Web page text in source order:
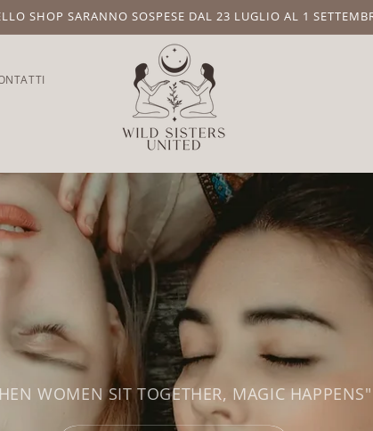
SHOP SARANNO SOSPESE DAL 23 LUGLIO AL 1
WOMEN SIT TOGETHER, MAGIC HAPPENS"